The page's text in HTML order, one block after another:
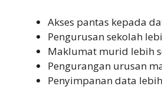
Akses pantas kepada
Pengurusan sekolah
Maklumat murid lebih
Pengurangan urusan
Penyimpanan data